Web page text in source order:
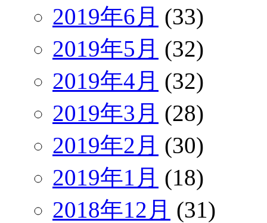
2019年6月 (33)
2019年5月 (32)
2019年4月 (32)
2019年3月 (28)
2019年2月 (30)
2019年1月 (18)
2018年12月 (31)